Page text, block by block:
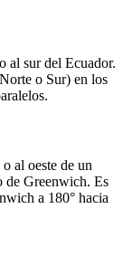
al sur del Ecuador.
o Sur) en los
al oeste de un
de Greenwich. Es
a 180° hacia